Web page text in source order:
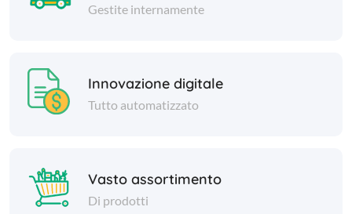
Gestite internamente
Innovazione digitale
Tutto automatizzato
Vasto assortimento
Di prodotti